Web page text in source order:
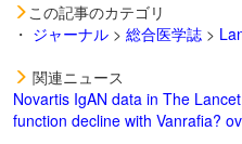
この記事のカテゴリ
・ ジャーナル> 総合医学誌>
関連ニュース
Novartis IgAN data in The
function decline with Vanrafia?